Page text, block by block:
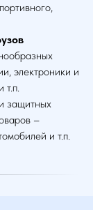
электроники и
т.п.
защитных
–
и т.п.